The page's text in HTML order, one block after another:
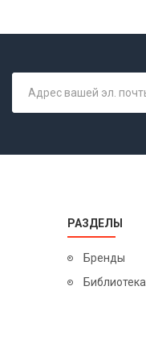
РАЗДЕЛЫ
Бренды
Библиотека